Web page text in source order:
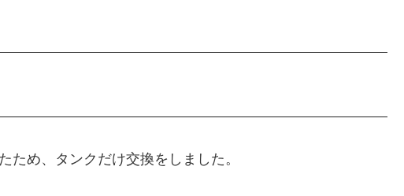
ため、タンクだけ交換をしました。